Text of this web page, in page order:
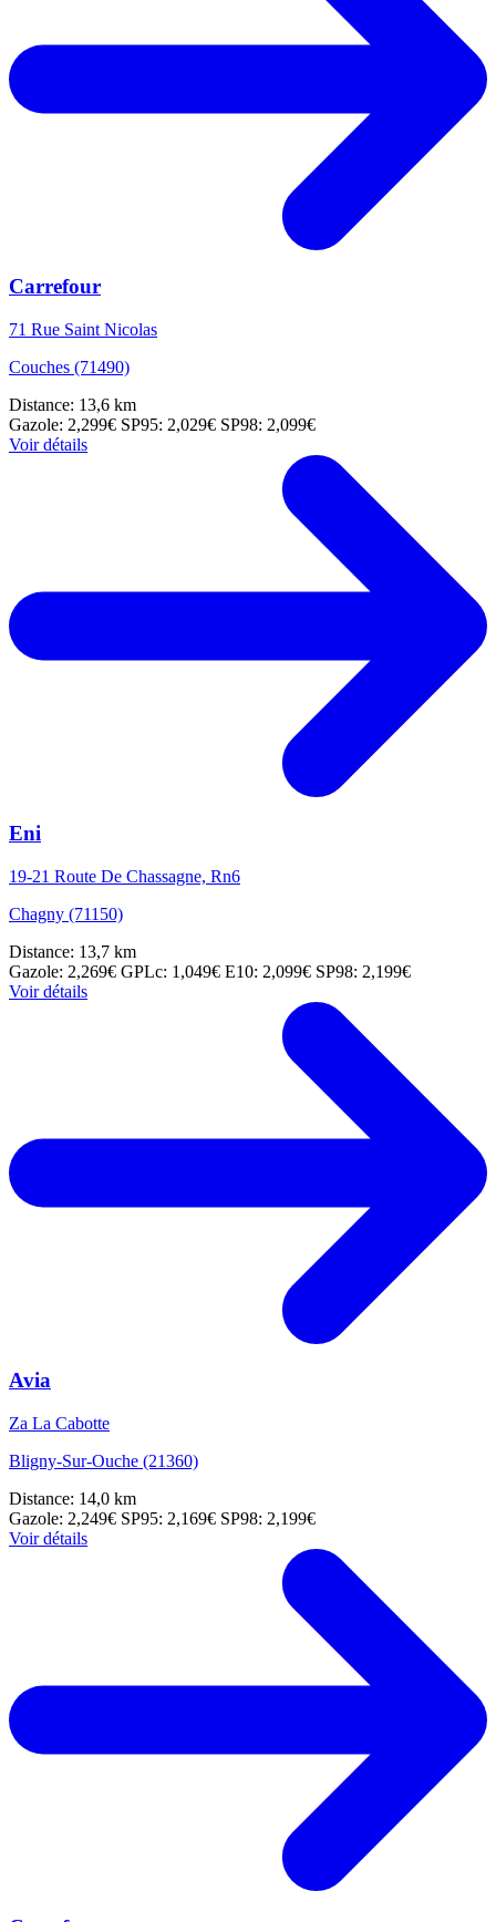
Carrefour
71 Rue Saint Nicolas
Couches (71490)
Distance: 13,6 km
Gazole: 2,299€ SP95: 2,029€ SP98: 2,099€
Voir détails
Eni
19-21 Route De Chassagne, Rn6
Chagny (71150)
Distance: 13,7 km
Gazole: 2,269€ GPLc: 1,049€ E10: 2,099€ SP98: 2,199€
Voir détails
Avia
Za La Cabotte
Bligny-Sur-Ouche (21360)
Distance: 14,0 km
Gazole: 2,249€ SP95: 2,169€ SP98: 2,199€
Voir détails